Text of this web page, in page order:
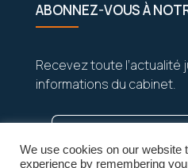
ABONNEZ-VOUS À
Recevez toute l’actualité
informations du cabinet.
We use cookies on our website
experience by remembering